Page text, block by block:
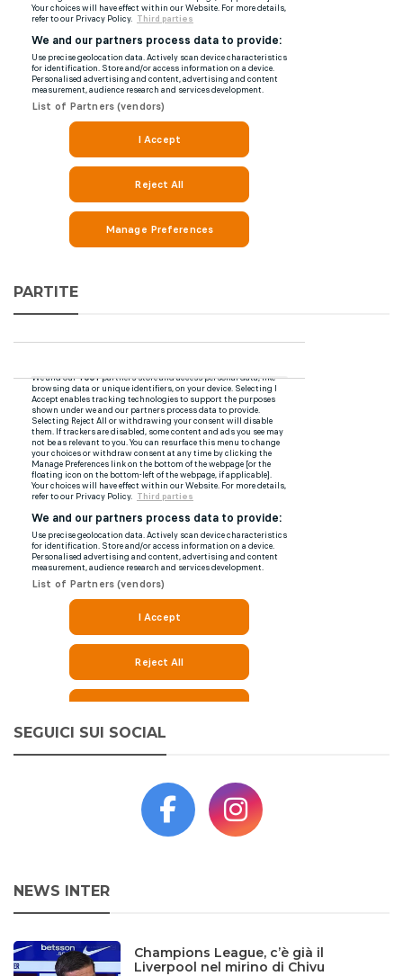
PARTITE
SEGUICI SUI SOCIAL
NEWS INTER
Champions League, c’è già il
Liverpool nel mirino di Chivu